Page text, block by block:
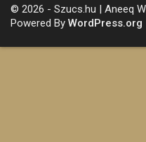
© 2026 - Szucs.hu | Aneeq
Powered By WordPress.org